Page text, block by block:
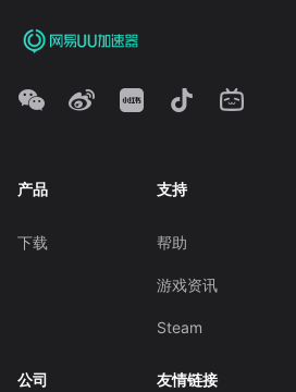
产品
下载
支持
帮助
游戏资讯
Steam
公司 友情链接